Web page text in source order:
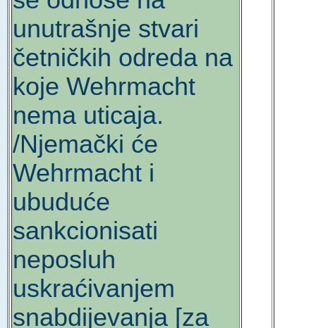
unutrašnje stvari
četničkih odreda na
koje Wehrmacht
nema uticaja.
/Njemački će
Wehrmacht i
ubuduće
sankcionisati
neposluh
uskraćivanjem
snabdijevanja [za